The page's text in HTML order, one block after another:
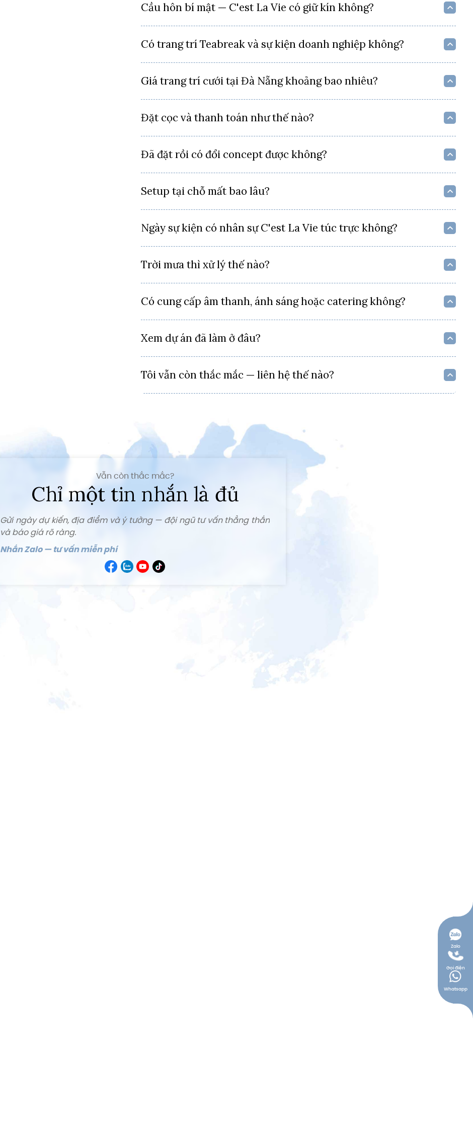
Cầu hôn bí mật — C'est La Vie có giữ kín không?
Có trang trí Teabreak và sự kiện doanh nghiệp không?
Giá trang trí cưới tại Đà Nẵng khoảng bao nhiêu?
Đặt cọc và thanh toán như thế nào?
Đã đặt rồi có đổi concept được không?
Setup tại chỗ mất bao lâu?
Ngày sự kiện có nhân sự C'est La Vie túc trực không?
Trời mưa thì xử lý thế nào?
Có cung cấp âm thanh, ánh sáng hoặc catering không?
Xem dự án đã làm ở đâu?
Tôi vẫn còn thắc mắc — liên hệ thế nào?
Vẫn còn thắc mắc?
Chỉ một tin nhắn là đủ
Gửi ngày dự kiến, địa điểm và ý tưởng — đội ngũ tư vấn thẳng thắn
và báo giá rõ ràng.
Nhắn Zalo — tư vấn miễn phí
Zalo
Gọi điện
Whatsapp